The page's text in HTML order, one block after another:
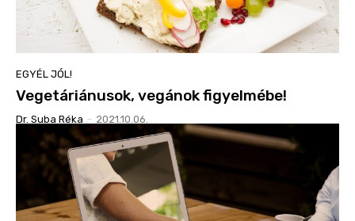
EGYÉL JÓL!
Vegetáriánusok, vegánok figyelmébe!
Dr. Suba Réka - 2021.10.06.